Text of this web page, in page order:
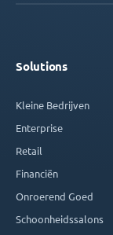
Solutions
Kleine Bedrijven
Enterprise
Retail
Financiën
Onroerend Goed
Schoonheidssalons